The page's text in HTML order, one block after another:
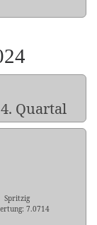
4. Quartal
Spritzig
7.0714